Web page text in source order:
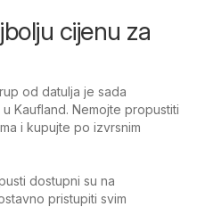
cijenu za
od datulja je sada
Kaufland. Nemojte propustiti
i kupujte po izvrsnim
dostupni su na
pristupiti svim